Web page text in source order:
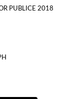
PUBLICE 2018